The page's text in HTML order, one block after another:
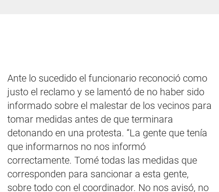
Ante lo sucedido el funcionario reconoció como
justo el reclamo y se lamentó de no haber sido
informado sobre el malestar de los vecinos para
tomar medidas antes de que terminara
detonando en una protesta. “La gente que tenía
que informarnos no nos informó
correctamente. Tomé todas las medidas que
corresponden para sancionar a esta gente,
sobre todo con el coordinador. No nos avisó, no